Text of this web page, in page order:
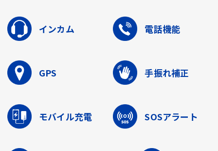
インカム 電話機能
GPS 手振れ補正
モバイル充電 SOSアラート